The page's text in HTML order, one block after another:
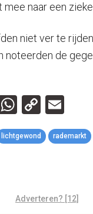
naar een
niet ver te
noteerden de
LinkedIn
WhatsApp
Copy
Link
lichtgewond rademarkt
Adverteren? [12]